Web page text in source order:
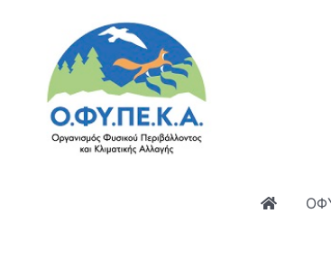
περιεχόμενο